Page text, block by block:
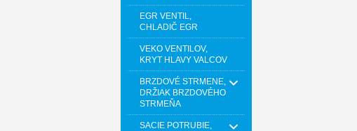
EGR VENTIL,
CHLADIČ EGR
VEKO VENTILOV,
KRYT HLAVY VALCOV
BRZDOVÉ STRMENE,
DRŽIAK BRZDOVÉHO
STRMEŇA
SACIE POTRUBIE,